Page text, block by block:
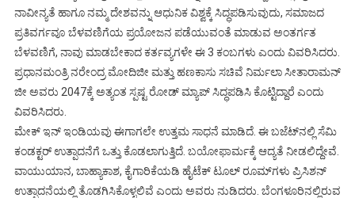
ನಾವೀನ್ಯತೆ ಹಾಗೂ ನಮ್ಮ ದೇಶವನ್ನು ಆಧುನಿಕ ವಿಶ್ವಕ್ಕೆ ಸಿದ್ಧಪಡಿಸುವುದು, ಸಮಾಜದ
ಪ್ರತಿವರ್ಗವೂ ಬೆಳವಣಿಗೆಯ ಪ್ರಯೋಜನ ಪಡೆಯುವಂತೆ ಮಾಡುವ ಅಂತರ್ಗತ
ಬೆಳವಣಿಗೆ, ನಾವು ಮಾಡಬೇಕಾದ ಕರ್ತವ್ಯಗಳೇ ಈ 3 ಕಂಬಗಳು ಎಂದು ವಿವರಿಸಿದರು.
ಪ್ರಧಾನಮಂತ್ರಿ ನರೇಂದ್ರ ಮೋದಿಜೀ ಮತ್ತು ಹಣಕಾಸು ಸಚಿವೆ ನಿರ್ಮಲಾ ಸೀತಾರಾಮನ್
ಜೀ ಅವರು 2047ಕ್ಕೆ ಅತ್ಯಂತ ಸ್ಪಷ್ಟ ರೋಡ್ ಮ್ಯಾಪ್ ಸಿದ್ಧಪಡಿಸಿ ಕೊಟ್ಟಿದ್ದಾರೆ ಎಂದು
ವಿವರಿಸಿದರು.
ಮೇಕ್ ಇನ್ ಇಂಡಿಯವು ಈಗಾಗಲೇ ಉತ್ತಮ ಸಾಧನೆ ಮಾಡಿದೆ. ಈ ಬಜೆಟ್‍ನಲ್ಲಿ ಸೆಮಿ
ಕಂಡಕ್ಟರ್ ಉತ್ಪಾದನೆಗೆ ಒತ್ತು ಕೊಡಲಾಗುತ್ತಿದೆ. ಬಯೋಫಾರ್ಮಕ್ಕೆ ಆದ್ಯತೆ ನೀಡಲಿದ್ದೇವೆ.
ವಾಯುಯಾನ, ಬಾಹ್ಯಾಕಾಶ, ಕೈಗಾರಿಕೆಯಡಿ ಹೈಟೆಕ್ ಟೂಲ್ ರೂಮ್‍ಗಳು ಪ್ರಿಸಿಶನ್
ಉತ್ಪಾದನೆಯಲ್ಲಿ ತೊಡಗಿಸಿಕೊಳ್ಳಲಿವೆ ಎಂದು ಅವರು ನುಡಿದರು. ಬೆಂಗಳೂರಿನಲ್ಲಿರುವ